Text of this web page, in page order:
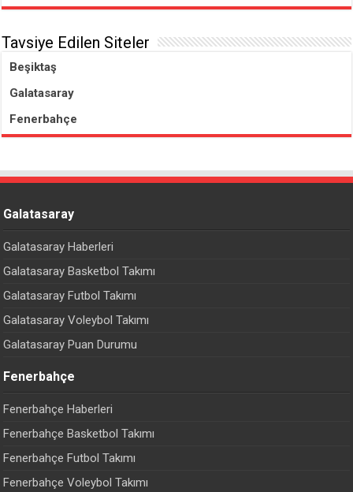
Tavsiye Edilen Siteler
Beşiktaş
Galatasaray
Fenerbahçe
Galatasaray
Galatasaray Haberleri
Galatasaray Basketbol Takımı
Galatasaray Futbol Takımı
Galatasaray Voleybol Takımı
Galatasaray Puan Durumu
Fenerbahçe
Fenerbahçe Haberleri
Fenerbahçe Basketbol Takımı
Fenerbahçe Futbol Takımı
Fenerbahçe Voleybol Takımı